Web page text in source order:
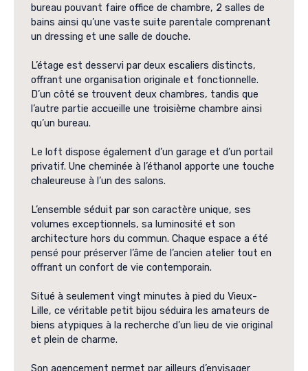
bureau pouvant faire office de chambre, 2 salles de
bains ainsi qu’une vaste suite parentale comprenant
un dressing et une salle de douche.
L’étage est desservi par deux escaliers distincts,
offrant une organisation originale et fonctionnelle.
D’un côté se trouvent deux chambres, tandis que
l’autre partie accueille une troisième chambre ainsi
qu’un bureau.
Le loft dispose également d’un garage et d’un portail
privatif. Une cheminée à l’éthanol apporte une touche
chaleureuse à l’un des salons.
L’ensemble séduit par son caractère unique, ses
volumes exceptionnels, sa luminosité et son
architecture hors du commun. Chaque espace a été
pensé pour préserver l’âme de l’ancien atelier tout en
offrant un confort de vie contemporain.
Situé à seulement vingt minutes à pied du Vieux-
Lille, ce véritable petit bijou séduira les amateurs de
biens atypiques à la recherche d’un lieu de vie original
et plein de charme.
Son agencement permet par ailleurs d’envisager